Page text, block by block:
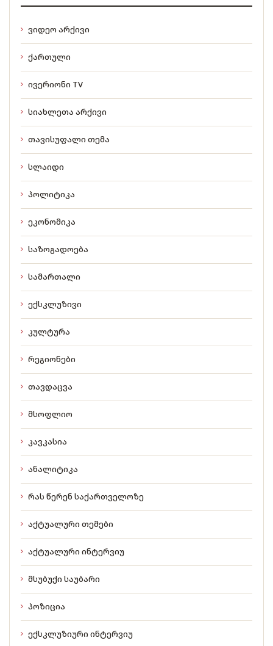
ვიდეო არქივი
ქართული
ივერიონი TV
სიახლეთა არქივი
თავისუფალი თემა
სლაიდი
პოლიტიკა
ეკონომიკა
საზოგადოება
სამართალი
ექსკლუზივი
კულტურა
რეგიონები
თავდაცვა
მსოფლიო
კავკასია
ანალიტიკა
რას წერენ საქართველოზე
აქტუალური თემები
აქტუალური ინტერვიუ
მსუბუქი საუბარი
პოზიცია
ექსკლუზიური ინტერვიუ